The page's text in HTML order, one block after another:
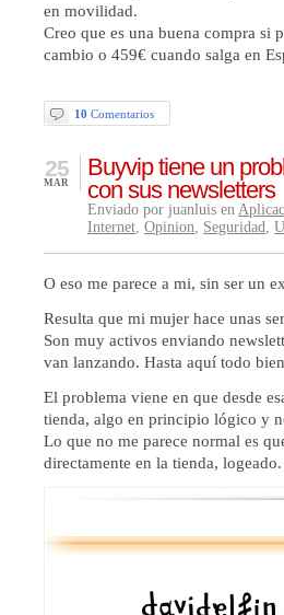
en movilidad.
Creo que es una buena compra si
cambio o 459€ cuando salga en
10 Comentarios
Buyvip tiene un
con sus newsletters
25
MAR
Enviado por juanluis en
Internet, Opinion, Seguridad,
O eso me parece a mi, sin ser un
Resulta que mi mujer hace unas
Son muy activos enviando
van lanzando. Hasta aquí todo
El problema viene en que desde
tienda, algo en principio lógico y
Lo que no me parece normal es
directamente en la tienda, logeado.